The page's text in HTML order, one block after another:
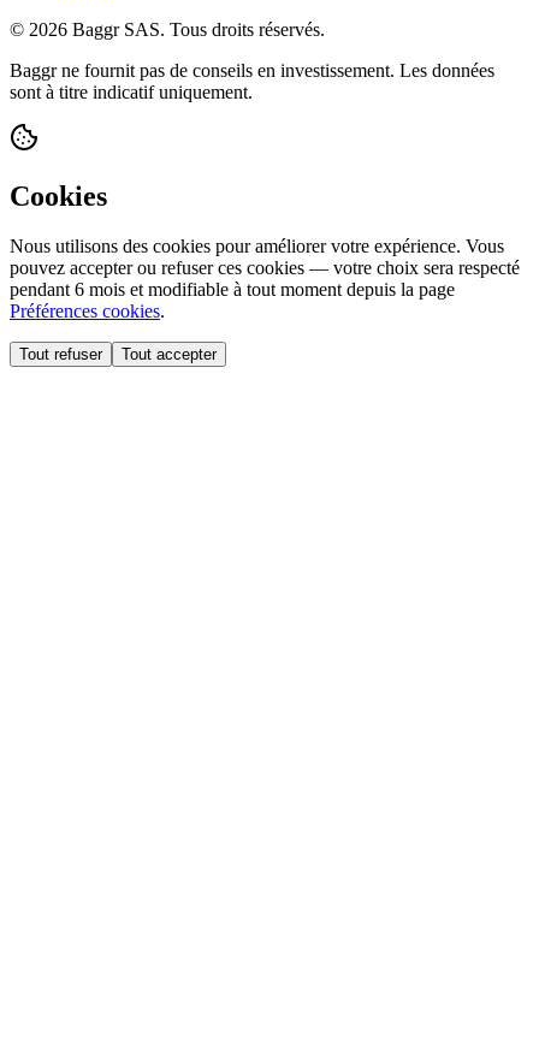
© 2026 Baggr SAS. Tous droits réservés.
Baggr ne fournit pas de conseils en investissement. Les données
sont à titre indicatif uniquement.
Cookies
Nous utilisons des cookies pour améliorer votre expérience. Vous
pouvez accepter ou refuser ces cookies — votre choix sera respecté
pendant 6 mois et modifiable à tout moment depuis la page
Préférences cookies.
Tout refuser Tout accepter